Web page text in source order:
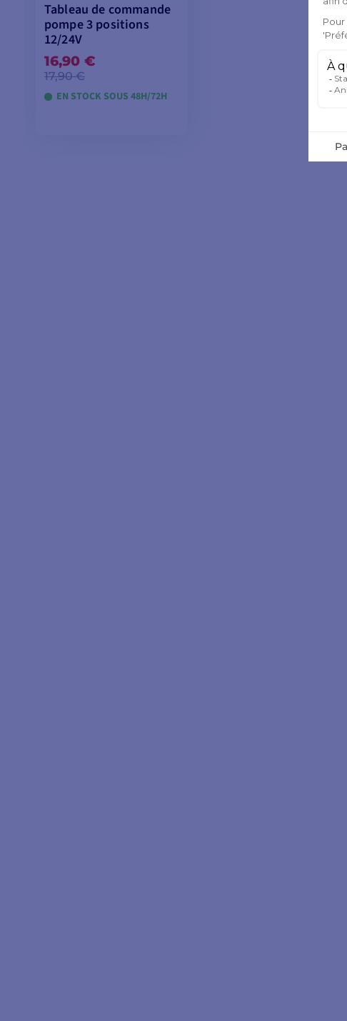
Tableau de commande
pompe 3 positions
12/24V
16,90 €
17,90 €
EN STOCK SOUS 48H/72H